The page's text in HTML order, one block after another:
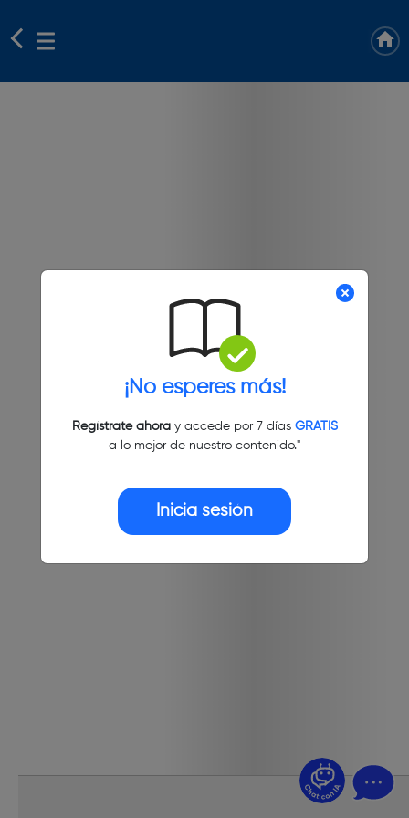
¡No esperes más!
Regístrate ahoray accede por 7 días GRATIS
a lo mejor de nuestro contenido."
Inicia sesión